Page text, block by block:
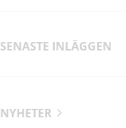
SENASTE INLÄGGEN
NYHETER